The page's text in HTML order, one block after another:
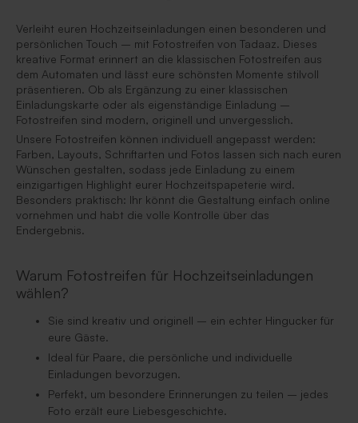
Verleiht euren Hochzeitseinladungen einen besonderen und
persönlichen Touch – mit Fotostreifen von Tadaaz. Dieses
kreative Format erinnert an die klassischen Fotostreifen aus
dem Automaten und lässt eure schönsten Momente stilvoll
präsentieren. Ob als Ergänzung zu einer klassischen
Einladungskarte oder als eigenständige Einladung –
Fotostreifen sind modern, originell und unvergesslich.
Unsere Fotostreifen können individuell angepasst werden:
Farben, Layouts, Schriftarten und Fotos lassen sich nach euren
Wünschen gestalten, sodass jede Einladung zu einem
einzigartigen Highlight eurer Hochzeitspapeterie wird.
Besonders praktisch: Ihr könnt die Gestaltung einfach online
vornehmen und habt die volle Kontrolle über das
Endergebnis.
Warum Fotostreifen für Hochzeitseinladungen
wählen?
Sie sind kreativ und originell – ein echter Hingucker für
eure Gäste.
Ideal für Paare, die persönliche und individuelle
Einladungen bevorzugen.
Perfekt, um besondere Erinnerungen zu teilen – jedes
Foto erzält eure Liebesgeschichte.